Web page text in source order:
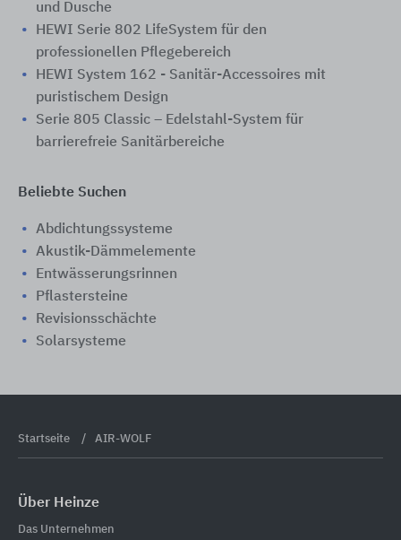
und Dusche
HEWI Serie 802 LifeSystem für den ​
professionellen Pflegebereich
HEWI System 162 - Sanitär-Accessoires mit
puristischem Design
Serie 805 Classic – Edelstahl-System für
barrierefreie Sanitärbereiche
Beliebte Suchen
Abdichtungssysteme
Akustik-Dämmelemente
Entwässerungsrinnen
Pflastersteine
Revisionsschächte
Solarsysteme
Startseite AIR-WOLF
Über Heinze
Das Unternehmen